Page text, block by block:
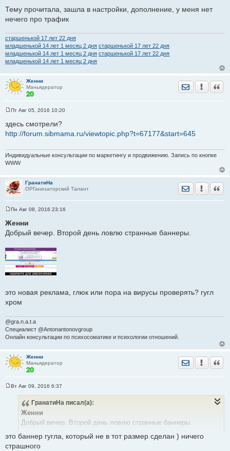
В лс сообщения отправляет со второго раза, а в темах
вообще никак...
тормозят сильно
Думала проблема в тел, пробовала на другом тоже самое
в храме именно, с айфона нормально все.
Здравствуйте
Такая же проблема, с телефона нормально, с компьютера
Тему прочитала, зашла в настройки, дополнение, у меня нет
нечего про трафик
старшенькой 17 лет 22 дня
младшенькой 14 лет 1 месяц 2 дня старшенькой 17 лет 22 дня
младшенькой 14 лет 1 месяц 2 дня старшенькой 17 лет 22 дня
младшенькой 14 лет 1 месяц 2 дня
Женни
Маньядератор
Отправить
о
б
щ
н
и
е
Пт Авг 05, 2016 10:20
здесь смотрели?
http://forum.sibmama.ru/viewtopic.php?t=67177&start=645
Индивидуальные консультации по маркетингу и продвижению. Запись по кнопке
WWW
ГранатиНа
ОРГанизаторский Талант
Отправить
о
о
б
н
е
Пн Авг 08, 2016 23:16
Женни
Добрый вечер. Второй день ловлю странные баннеры.
это новая реклама, глюк или пора на вирусы проверять? гугл
хром
@gra.n.a.t.a
Специалист @Antonantonovgroup
Онлайн консультации по психосоматике и психологии отношений.
Женни
Маньядератор
Отправить
е
Вт Авг 09, 2016 6:37
ГранатиНа писал(а):
Женни
Добрый вечер. Второй день ловлю странные баннеры.
это баннер гугла, который не в тот размер сделан ) ничего
страшного